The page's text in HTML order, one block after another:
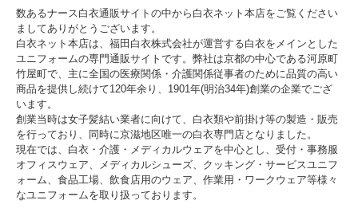
に楽に感じていただける仕様の男女兼用スクラブ白
衣。
2025/7/16 ディッキーズらしく落ち着いたカラーに、
ワークウエアのディテールを追加した男女兼用スクラ
ブ白衣。。落ち着いたカラーが魅力。
2025/7/15 高機能素材ライトフィックスを使用した男
女兼用ジップスクラブ。
2025/7/10 平面でデザインしたシルエットに直線で幾
何学的な切り替えのデザインがポイントのディッキー
ズ男女兼用スクラブ白衣。
2025/7/9 通常の仕様よりも、腕を上げて作業する方に
楽に感じていただける仕様のディッキーズ男女兼用ス
クラブ白衣。
2025/7/8 ディッキーズとフォークが共同開発した、大
人気ディッキーズシリーズの男女兼用スクラブ白衣。
2025/7/7 高機能素材ライトフィックスを使用した男女
兼用ジップスクラブ白衣。
2025/7/4 スタンドカラー仕様のため、首元がすっきり
数あるナース白衣通販サイトの中から白衣ネット本店をご覧ください
ましてありがとうございます。
白衣ネット本店は、福田白衣株式会社が運営する白衣をメインとした
ユニフォームの専門通販サイトです。弊社は京都の中心である河原町
竹屋町で、主に全国の医療関係・介護関係従事者のために品質の高い
商品を提供し続けて120年余り、1901年(明治34年)創業の企業でござ
います。
創業当時は女子髪結い業者に向けて、白衣類や前掛け等の製造・販売
を行っており、同時に京滋地区唯一の白衣専門店となりました。
現在では、白衣・介護・メディカルウェアを中心とし、受付・事務服
オフィスウェア、メディカルシューズ、クッキング・サービスユニフ
ォーム、食品工場、飲食店用のウェア、作業用・ワークウェア等様々
なユニフォームを取り扱っております。